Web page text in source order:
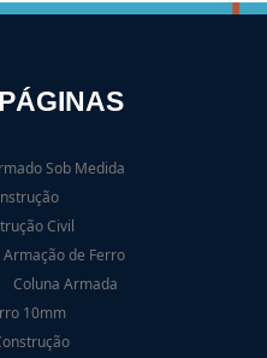
PÁGINAS
Sob Medida
Civil
Armação de Ferro
Coluna Armada
10mm